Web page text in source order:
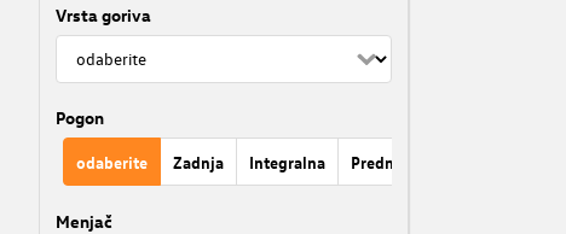
Vrsta goriva
Pogon
odaberite Zadnja Integralna Prednja
Menjač